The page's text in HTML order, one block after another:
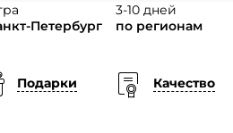
Петербург
3-10 дней
по регионам
Подарки
Качество